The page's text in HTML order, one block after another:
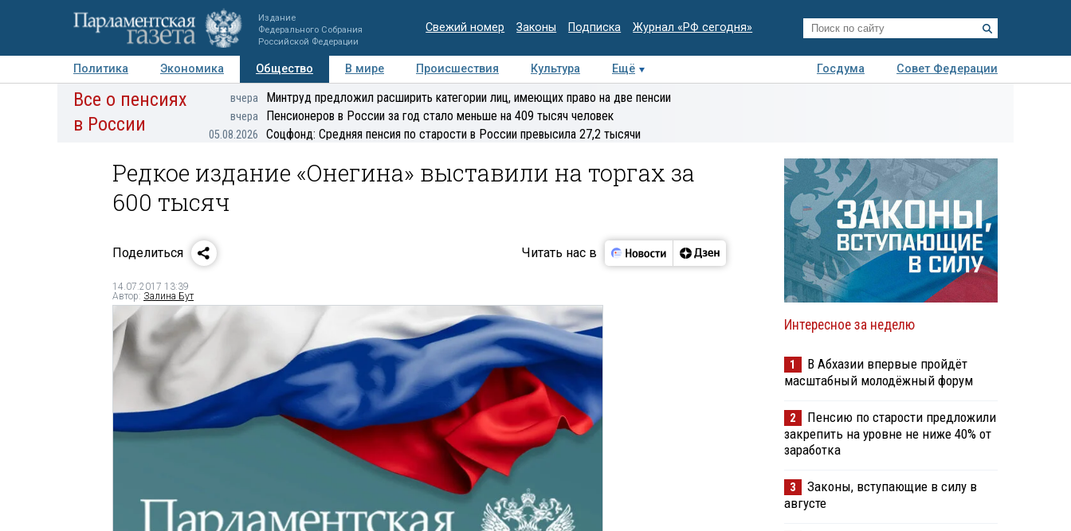
Издание
Федерального Собрания
Российской Федерации
Свежий номер Законы Подписка Журнал «РФ сегодня»
Политика Экономика Общество В мире Происшествия Культура Ещё Госдума
Совет Федерации
Авторы Персоны Мнения Регионы Медиацентр Интервью Колумнисты
Деловая
Все о пенсиях
в России
вчера Минтруд предложил расширить категории лиц, имеющих право на две пенсии
вчера Пенсионеров в России за год стало меньше на 409 тысяч человек
05.08.2026 Соцфонд: Средняя пенсия по старости в России превысила 27,2 тысячи
Редкое издание «Онегина» выставили на торгах за
600 тысяч
Поделиться Читать нас в
14.07.2017 13:39
Автор: Залина Бут
Интересное за неделю
1
В Абхазии впервые пройдёт
масштабный молодёжный форум
2
Пенсию по старости предложили
закрепить на уровне не ниже 40% от
заработка
3
Законы, вступающие в силу в
августе